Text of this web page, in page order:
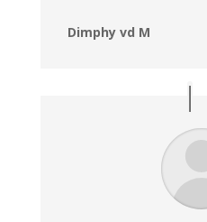
Dimphy vd M